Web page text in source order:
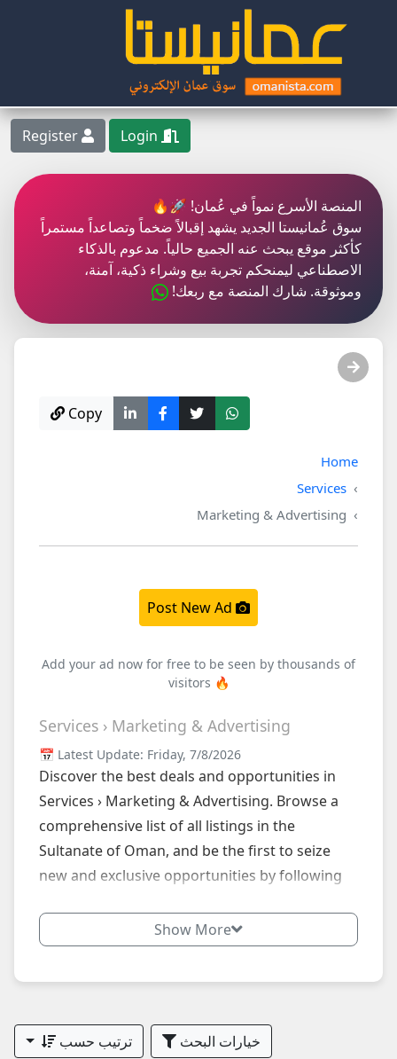
المنصة الأسرع نمواً في عُمان! 🚀🔥
سوق عُمانيستا الجديد يشهد إقبالاً ضخماً وتصاعداً مستمراً
كأكثر موقع يبحث عنه الجميع حالياً. مدعوم بالذكاء
الاصطناعي ليمنحكم تجربة بيع وشراء ذكية، آمنة،
وموثوقة. شارك المنصة مع ربعك!
Copy
Home
Services
Marketing & Advertising
Add your ad now for free to be seen by thousands of
visitors 🔥
Services › Marketing & Advertising
📅 Latest Update: Friday, 7/8/2026
Discover the best deals and opportunities in
Services › Marketing & Advertising. Browse a
comprehensive list of all listings in the
Sultanate of Oman, and be the first to seize
new and exclusive opportunities by following
Show More
خيارات البحث ترتيب حسب